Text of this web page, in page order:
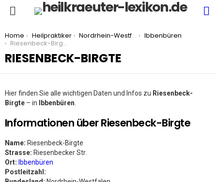
You are here:
Home Heilpraktiker Nordrhein-Westfalen
Ibbenbüren
Riesenbeck-Birgte
RIESENBECK-BIRGTE
Hier finden Sie alle wichtigen Daten und Infos zu Riesenbeck-
Birgte – in Ibbenbüren
Informationen über Riesenbeck-Birgte
Name: Riesenbeck-Birgte
Strasse: Riesenbecker Str.
Ort: Ibbenbüren
Postleitzahl: